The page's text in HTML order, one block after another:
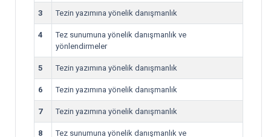
3 Tezin yazımına yönelik danışmanlık
4
Tez sunumuna yönelik danışmanlık ve
yönlendirmeler
5 Tezin yazımına yönelik danışmanlık
6 Tezin yazımına yönelik danışmanlık
7 Tezin yazımına yönelik danışmanlık
8 Tez sunumuna yönelik danışmanlık ve